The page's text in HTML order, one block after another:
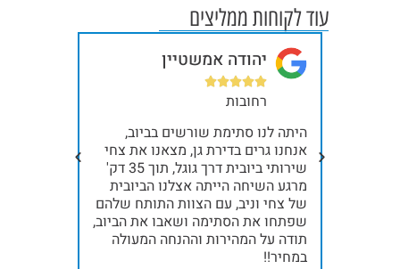
עוד לקוחות ממליצים
יהודה אמשטיין





רחובות
היתה לנו סתימת שורשים בביוב,
אנחנו גרים בדירת גן, מצאנו את צחי
שירותי ביובית דרך גוגל, תוך 35 דק'
מרגע השיחה הייתה אצלנו הביובית
של צחי וניב, עם הצוות התותח שלהם
שפתחו את הסתימה ושאבו את הביוב,
תודה על המהירות וההנחה המעולה
במחיר!!